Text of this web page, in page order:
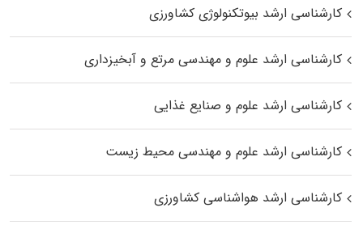
کارشناسی ارشد بیوتکنولوژی کشاورزی
کارشناسی ارشد علوم و مهندسی مرتع و آبخیزداری
کارشناسی ارشد علوم و صنایع غذایی
کارشناسی ارشد علوم و مهندسی محیط زیست
کارشناسی ارشد هواشناسی کشاورزی